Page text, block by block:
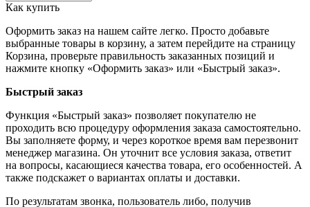
Как купить
Оформить заказ на нашем сайте легко. Просто добавьте
выбранные товары в корзину, а затем перейдите на страницу
Корзина, проверьте правильность заказанных позиций и
нажмите кнопку «Оформить заказ» или «Быстрый заказ».
Быстрый заказ
Функция «Быстрый заказ» позволяет покупателю не
проходить всю процедуру оформления заказа самостоятельно.
Вы заполняете форму, и через короткое время вам перезвонит
менеджер магазина. Он уточнит все условия заказа, ответит
на вопросы, касающиеся качества товара, его особенностей. А
также подскажет о вариантах оплаты и доставки.
По результатам звонка, пользователь либо, получив